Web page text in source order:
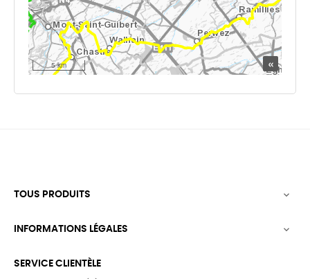
TOUS PRODUITS 
INFORMATIONS LÉGALES 
SERVICE CLIENTÈLE